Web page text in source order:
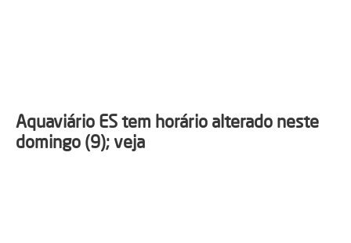
Aquaviário ES tem horário alterado neste
domingo (9); veja